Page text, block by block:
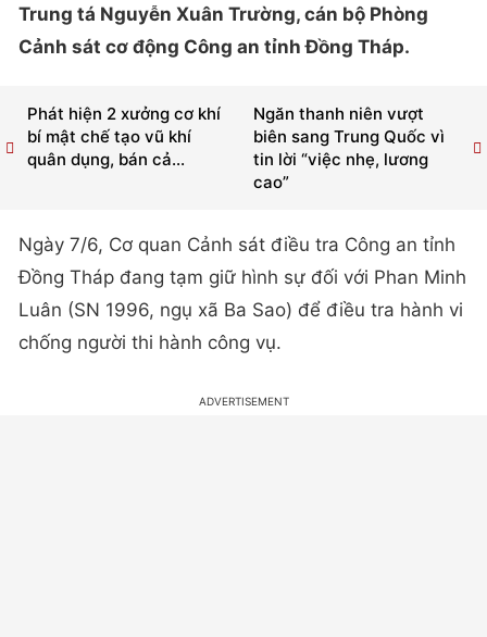
Trung tá Nguyễn Xuân Trường, cán bộ Phòng
Cảnh sát cơ động Công an tỉnh Đồng Tháp.
Ngăn thanh niên vượt
biên sang Trung Quốc vì
tin lời “việc nhẹ, lương
cao”
Phát hiện 2 xưởng cơ khí
bí mật chế tạo vũ khí
quân dụng, bán cả...
Ngày 7/6, Cơ quan Cảnh sát điều tra Công an tỉnh
Đồng Tháp đang tạm giữ hình sự đối với Phan Minh
Luân (SN 1996, ngụ xã Ba Sao) để điều tra hành vi
chống người thi hành công vụ.